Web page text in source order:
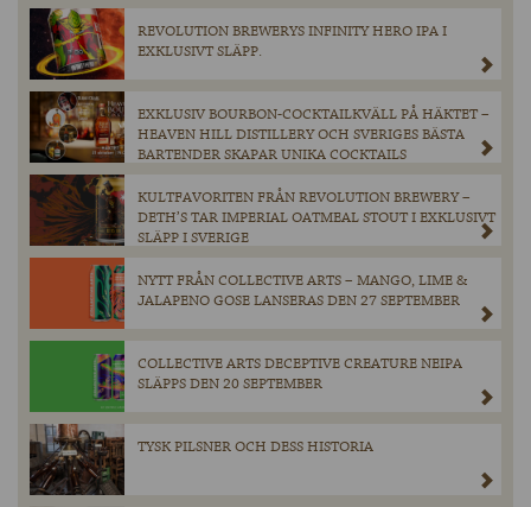
REVOLUTION BREWERYS INFINITY HERO IPA I
EXKLUSIVT SLÄPP.
EXKLUSIV BOURBON-COCKTAILKVÄLL PÅ HÄKTET –
HEAVEN HILL DISTILLERY OCH SVERIGES BÄSTA
BARTENDER SKAPAR UNIKA COCKTAILS
KULTFAVORITEN FRÅN REVOLUTION BREWERY –
DETH’S TAR IMPERIAL OATMEAL STOUT I EXKLUSIVT
SLÄPP I SVERIGE
NYTT FRÅN COLLECTIVE ARTS – MANGO, LIME &
JALAPENO GOSE LANSERAS DEN 27 SEPTEMBER
COLLECTIVE ARTS DECEPTIVE CREATURE NEIPA
SLÄPPS DEN 20 SEPTEMBER
TYSK PILSNER OCH DESS HISTORIA